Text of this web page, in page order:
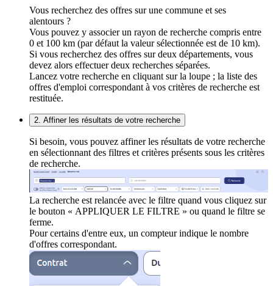
Vous recherchez des offres sur une commune et ses
alentours ?
Vous pouvez y associer un rayon de recherche compris entre
0 et 100 km (par défaut la valeur sélectionnée est de 10 km).
Si vous recherchez des offres sur deux départements, vous
devez alors effectuer deux recherches séparées.
Lancez votre recherche en cliquant sur la loupe ; la liste des
offres d'emploi correspondant à vos critères de recherche est
restituée.
2. Affiner les résultats de votre recherche
Si besoin, vous pouvez affiner les résultats de votre recherche
en sélectionnant des filtres et critères présents sous les critères
de recherche.
La recherche est relancée avec le filtre quand vous cliquez sur
le bouton « APPLIQUER LE FILTRE » ou quand le filtre se
ferme.
Pour certains d'entre eux, un compteur indique le nombre
d'offres correspondant.